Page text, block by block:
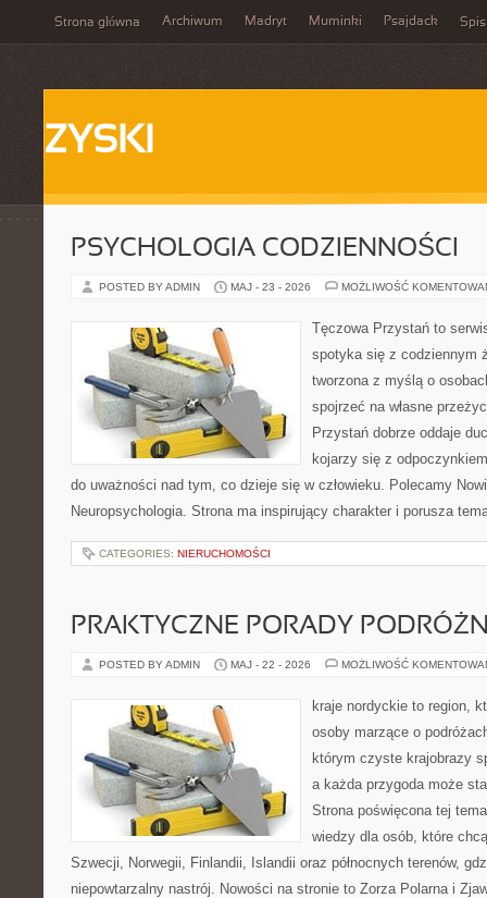
Strona główna Archiwum Madryt Muminki Psajdack Spis
ZYSKI
PSYCHOLOGIA CODZIENNOŚCI
POSTED BY ADMIN MAJ - 23 - 2026 MOŻLIWOŚĆ
Tęczowa Przystań to
spotyka się z codziennym
tworzona z myślą o
spojrzeć na własne
Przystań dobrze oddaje
kojarzy się z
do uważności nad tym, co dzieje się w człowieku. Polecamy
Neuropsychologia. Strona ma inspirujący charakter i porusza
CATEGORIES: NIERUCHOMOŚCI
PRAKTYCZNE PORADY
POSTED BY ADMIN MAJ - 22 - 2026 MOŻLIWOŚĆ
kraje nordyckie to region,
osoby marzące o
którym czyste krajobrazy
a każda przygoda może
Strona poświęcona tej
wiedzy dla osób, które
Szwecji, Norwegii, Finlandii, Islandii oraz północnych terenów,
niepowtarzalny nastrój. Nowości na stronie to Zorza Polarna i